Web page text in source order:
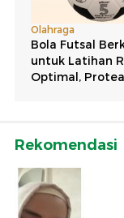
Rekomendasi